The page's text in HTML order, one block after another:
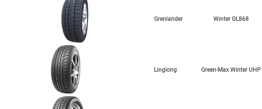
Grenlander Winter GL868
Linglong Green-Max Winter UHP